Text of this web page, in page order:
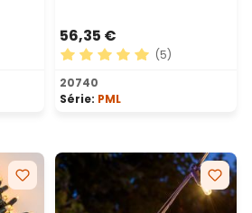
sur 5 étoiles
56,35 €
Note moyenne de 5 sur 5
(5)
20740
Série: PML